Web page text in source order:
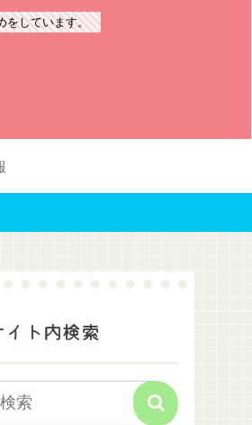
をしています。
イト内検索